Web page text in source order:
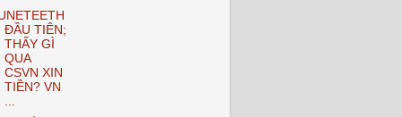
ĐẦU TIÊN;
THẤY GÌ
QUA
CSVN XIN
TIỀN? VN